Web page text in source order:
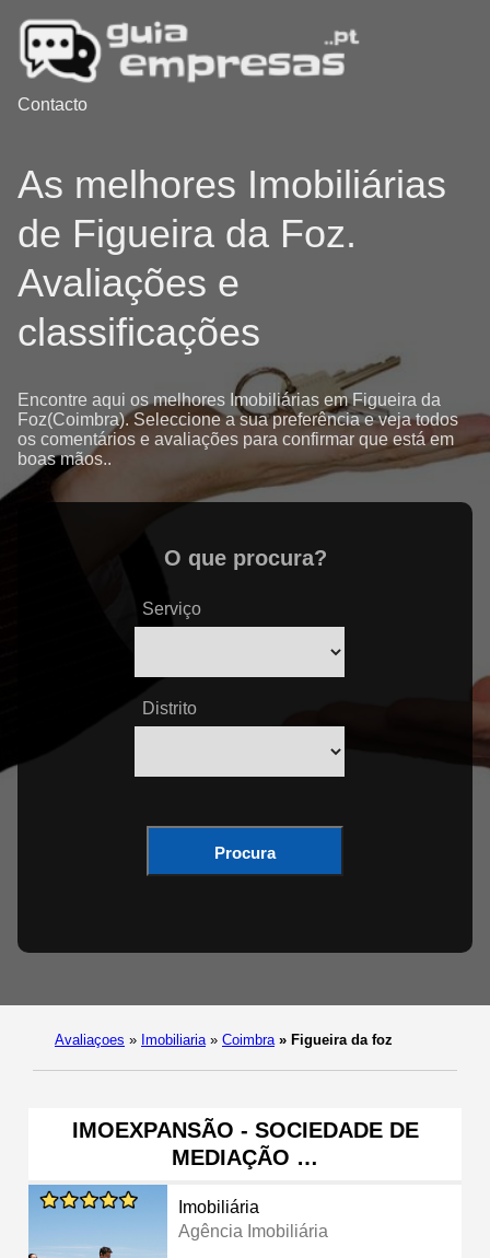
Contacto
As melhores Imobiliárias
de Figueira da Foz.
Avaliações e
classificações
Encontre aqui os melhores Imobiliárias em Figueira da
Foz(Coimbra). Seleccione a sua preferência e veja todos
os comentários e avaliações para confirmar que está em
boas mãos..
O que procura?
Serviço
Distrito
Procura
Avaliaçoes » Imobiliaria » Coimbra » Figueira da foz
IMOEXPANSÃO - SOCIEDADE DE
MEDIAÇÃO …
Imobiliária
Agência Imobiliária